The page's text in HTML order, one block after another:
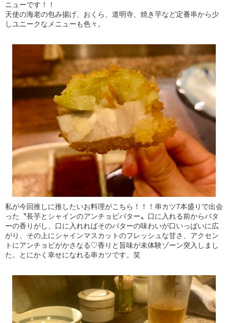
ニューです！！
天使の海老の包み揚げ、おくら、道明寺、焼き芋など定番串から少
しユニークなメニューも色々。
私が今回推しに推したいお料理がこちら！！！串カツ7本盛りで出会
った〝長芋とシャインのアンチョビバター〟口に入れる前からバタ
ーの香りがし、口に入れればそのバターの味わいが口いっぱいに広
がり、その上にシャインマスカットのフレッシュな甘さ、アクセン
トにアンチョビがかさなる♡香りと旨味が未体験ゾーン突入しまし
た。とにかく幸せになれる串カツです。笑